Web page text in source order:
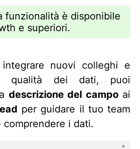
funzionalità è disponibile
e superiori.
nuovi colleghi e
qualità dei dati, puoi
descrizione del campoai
per guidare il tuo team
comprendere i dati.